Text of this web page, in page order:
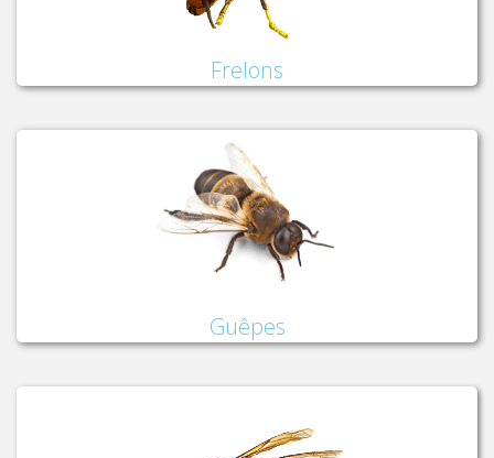
Frelons
Guêpes